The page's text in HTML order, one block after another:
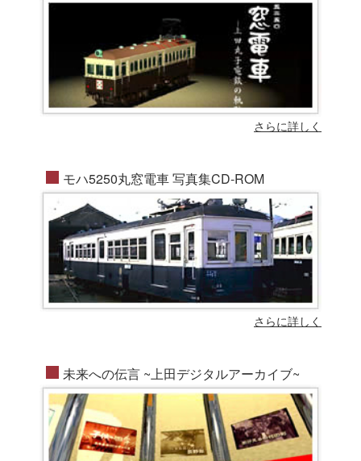
さらに詳しく
モハ5250丸窓電車 写真集CD-ROM
さらに詳しく
未来への伝言 ~上田デジタルアーカイブ~